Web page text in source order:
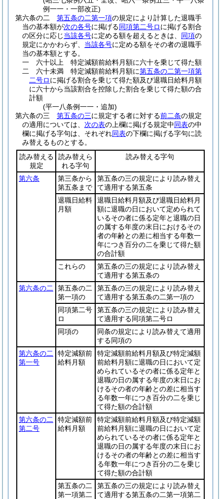
例一一・一部改正)
第六条の二
第五条の二第一項の規定により計算した退職手
当の基本額が次の各号に掲げる同項第二号ロに掲げる割合
の区分に応じ当該各号に定める額を超えるときは、 同項の
規定にかかわらず、 当該各号に定める額をその者の退職手
当の基本額とする。
一
六十以上 特定減額前給料月額に六十を乗じて得た額
二
六十未満 特定減額前給料月額に第五条の二第一項第
二号ロに掲げる割合を乗じて得た額及び退職日給料月額
に六十から当該割合を控除した割合を乗じて得た額の合
計額
(平一八条例一一・追加)
第六条の三
第五条の三に規定する者に対する前二条の規定
の適用については、 次の表の上欄に掲げる規定中同表の中
欄に掲げる字句は、それぞれ同表の下欄に掲げる字句に読
み替えるものとする。
読み替える
規定
読み替えら
れる字句
読み替える字句
第六条
第三条から
第五条まで
第五条の三の規定により読み替え
て適用する第五条
退職日給料
月額
退職日給料月額及び退職日給料月
額に退職の日において定められて
いるその者に係る定年と退職の日
の属する年度の末日におけるその
者の年齢との差に相当する年数一
年につき百分の二を乗じて得た額
の合計額
これらの
第五条の三の規定により読み替え
て適用する第五条の
第六条の二
第五条の二
第一項の
第五条の三の規定により読み替え
て適用する第五条の二第一項の
同項第二号
ロ
第五条の三の規定により読み替え
て適用する同項第二号ロ
同項の
同条の規定により読み替えて適用
する同項の
第六条の二
第一号
特定減額前
給料月額
特定減額前給料月額及び特定減額
前給料月額に退職の日において定
められているその者に係る定年と
退職の日の属する年度の末日にお
けるその者の年齢との差に相当す
る年数一年につき百分の二を乗じ
て得た額の合計額
第六条の二
第二号
特定減額前
給料月額
特定減額前給料月額及び特定減額
前給料月額に退職の日において定
められているその者に係る定年と
退職の日の属する年度の末日にお
けるその者の年齢との差に相当す
る年数一年につき百分の二を乗じ
て得た額の合計額
第五条の二
第一項第二
第五条の三の規定により読み替え
て適用する第五条の二第一項第二